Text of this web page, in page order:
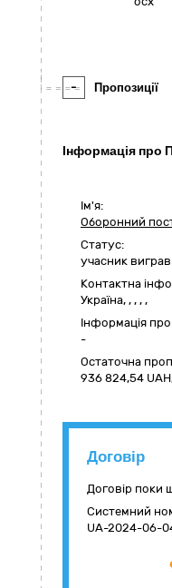
- Пропозиції
Інформація про
Ім'я:
Оборонний
Статус:
учасник
Контактна
Україна, , , , ,
Інформація
-
Остаточна
936 824,54
Договір
Договір поки
Системний
UA-2024-06-